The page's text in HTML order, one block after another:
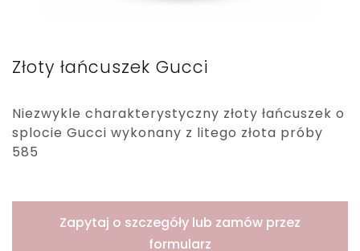
Złoty łańcuszek Gucci
Niezwykle charakterystyczny złoty łańcuszek o
splocie Gucci wykonany z litego złota próby
585
Zapytaj o szczegóły lub zamów przez
formularz